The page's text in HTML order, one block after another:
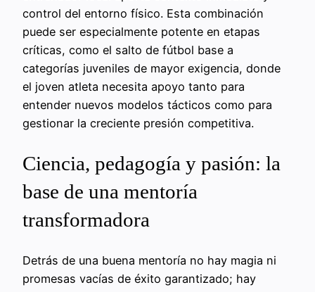
control del entorno físico. Esta combinación
puede ser especialmente potente en etapas
críticas, como el salto de fútbol base a
categorías juveniles de mayor exigencia, donde
el joven atleta necesita apoyo tanto para
entender nuevos modelos tácticos como para
gestionar la creciente presión competitiva.
Ciencia, pedagogía y pasión: la
base de una mentoría
transformadora
Detrás de una buena mentoría no hay magia ni
promesas vacías de éxito garantizado; hay